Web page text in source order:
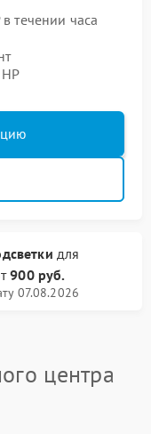
течении часа
для
900 руб.
07.08.2026
центра